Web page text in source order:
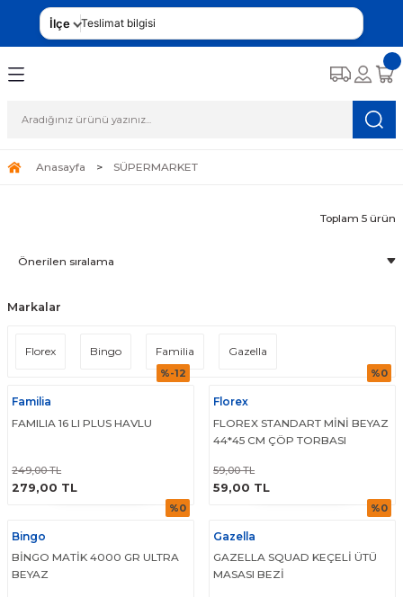
İlçe Teslimat bilgisi
Anasayfa SÜPERMARKET
Toplam 5 ürün
Markalar
Florex Bingo Familia Gazella
%-12
Familia
FAMILIA 16 LI PLUS HAVLU
249,00 TL
279,00 TL
ÜRÜNÜ İNCELE
%0
Florex
FLOREX STANDART MİNİ BEYAZ
44*45 CM ÇÖP TORBASI
59,00 TL
59,00 TL
%0
Bingo
BİNGO MATİK 4000 GR ULTRA
BEYAZ
%0
Gazella
GAZELLA SQUAD KEÇELİ ÜTÜ
MASASI BEZİ